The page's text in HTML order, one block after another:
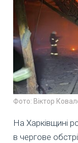
Фото: Віктор
На Харківщині
в чергове